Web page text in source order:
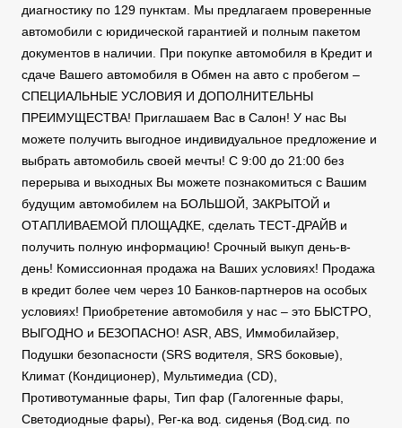
диагностику по 129 пунктам. Мы предлагаем проверенные
автомобили с юридической гарантией и полным пакетом
документов в наличии. При покупке автомобиля в Кредит и
сдаче Вашего автомобиля в Обмен на авто с пробегом –
СПЕЦИАЛЬНЫЕ УСЛОВИЯ И ДОПОЛНИТЕЛЬНЫ
ПРЕИМУЩЕСТВА! Приглашаем Вас в Салон! У нас Вы
можете получить выгодное индивидуальное предложение и
выбрать автомобиль своей мечты! С 9:00 до 21:00 без
перерыва и выходных Вы можете познакомиться с Вашим
будущим автомобилем на БОЛЬШОЙ, ЗАКРЫТОЙ и
ОТАПЛИВАЕМОЙ ПЛОЩАДКЕ, сделать ТЕСТ-ДРАЙВ и
получить полную информацию! Срочный выкуп день-в-
день! Комиссионная продажа на Ваших условиях! Продажа
в кредит более чем через 10 Банков-партнеров на особых
условиях! Приобретение автомобиля у нас – это БЫСТРО,
ВЫГОДНО и БЕЗОПАСНО! ASR, ABS, Иммобилайзер,
Подушки безопасности (SRS водителя, SRS боковые),
Климат (Кондиционер), Мультимедиа (CD),
Противотуманные фары, Тип фар (Галогенные фары,
Светодиодные фары), Рег-ка вод. сиденья (Вод.сид. по